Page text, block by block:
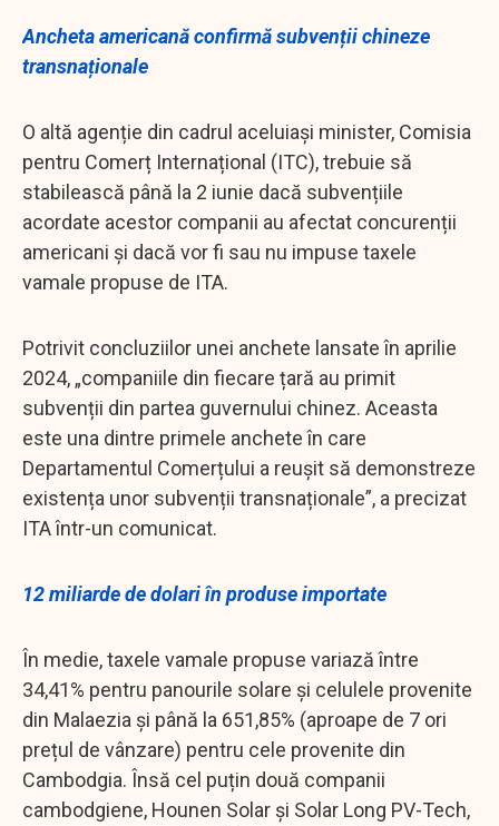
Ancheta americană confirmă subvenții chineze
transnaționale
O altă agenție din cadrul aceluiași minister, Comisia
pentru Comerț Internațional (ITC), trebuie să
stabilească până la 2 iunie dacă subvențiile
acordate acestor companii au afectat concurenții
americani și dacă vor fi sau nu impuse taxele
vamale propuse de ITA.
Potrivit concluziilor unei anchete lansate în aprilie
2024, „companiile din fiecare țară au primit
subvenții din partea guvernului chinez. Aceasta
este una dintre primele anchete în care
Departamentul Comerțului a reușit să demonstreze
existența unor subvenții transnaționale”, a precizat
ITA într-un comunicat.
12 miliarde de dolari în produse importate
În medie, taxele vamale propuse variază între
34,41% pentru panourile solare și celulele provenite
din Malaezia și până la 651,85% (aproape de 7 ori
prețul de vânzare) pentru cele provenite din
Cambodgia. Însă cel puțin două companii
cambodgiene, Hounen Solar și Solar Long PV-Tech,